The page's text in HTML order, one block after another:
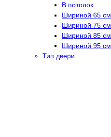
В потолок
Шириной 65 см
Шириной 75 см
Шириной 85 см
Шириной 95 см
Тип двери